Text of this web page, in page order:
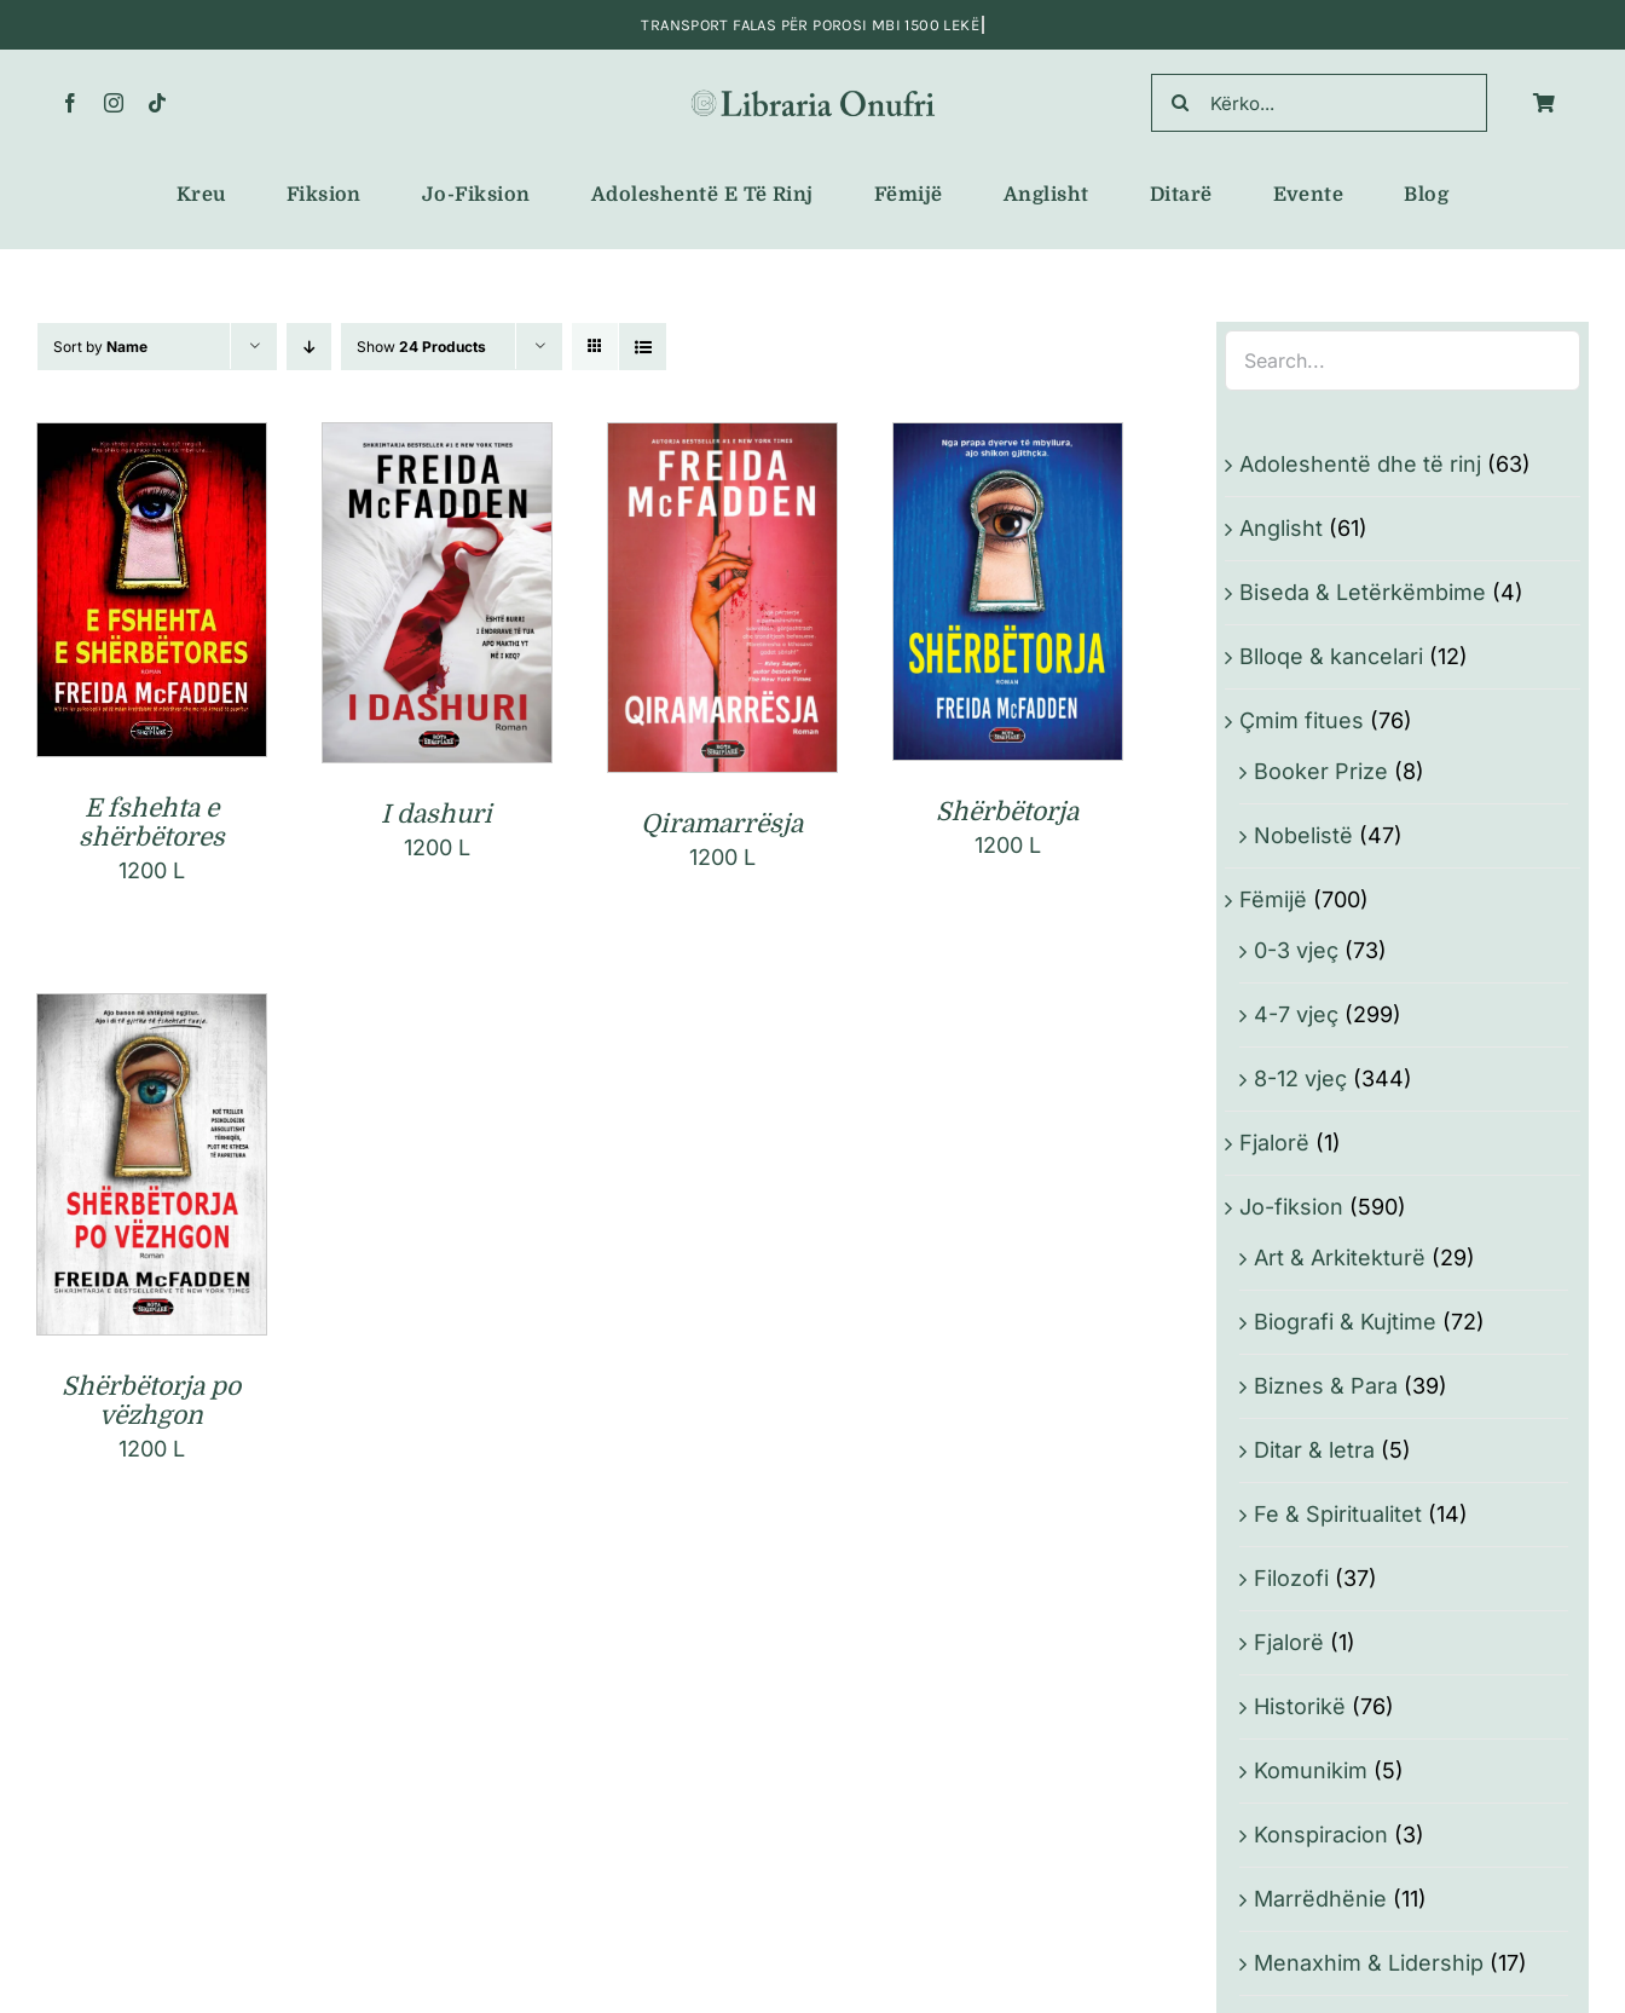
to
content
Search
for:
Kreu Fiksion Jo-Fiksion Adoleshentë E Të Rinj Fëmijë Anglisht Ditarë Evente Blog
Sort by Name Show 24 Products
E fshehta e
shërbëtores
1200 L
I dashuri
1200 L
Qiramarrësja
1200 L
Shërbëtorja
1200 L
Shërbëtorja po
vëzhgon
1200 L
Adoleshentë dhe të rinj (63)
Anglisht (61)
Biseda & Letërkëmbime (4)
Blloqe & kancelari (12)
Çmim fitues (76)
Booker Prize (8)
Nobelistë (47)
Fëmijë (700)
0-3 vjeç (73)
4-7 vjeç (299)
8-12 vjeç (344)
Fjalorë (1)
Jo-fiksion (590)
Art & Arkitekturë (29)
Biografi & Kujtime (72)
Biznes & Para (39)
Ditar & letra (5)
Fe & Spiritualitet (14)
Filozofi (37)
Fjalorë (1)
Historikë (76)
Komunikim (5)
Konspiracion (3)
Marrëdhënie (11)
Menaxhim & Lidership (17)